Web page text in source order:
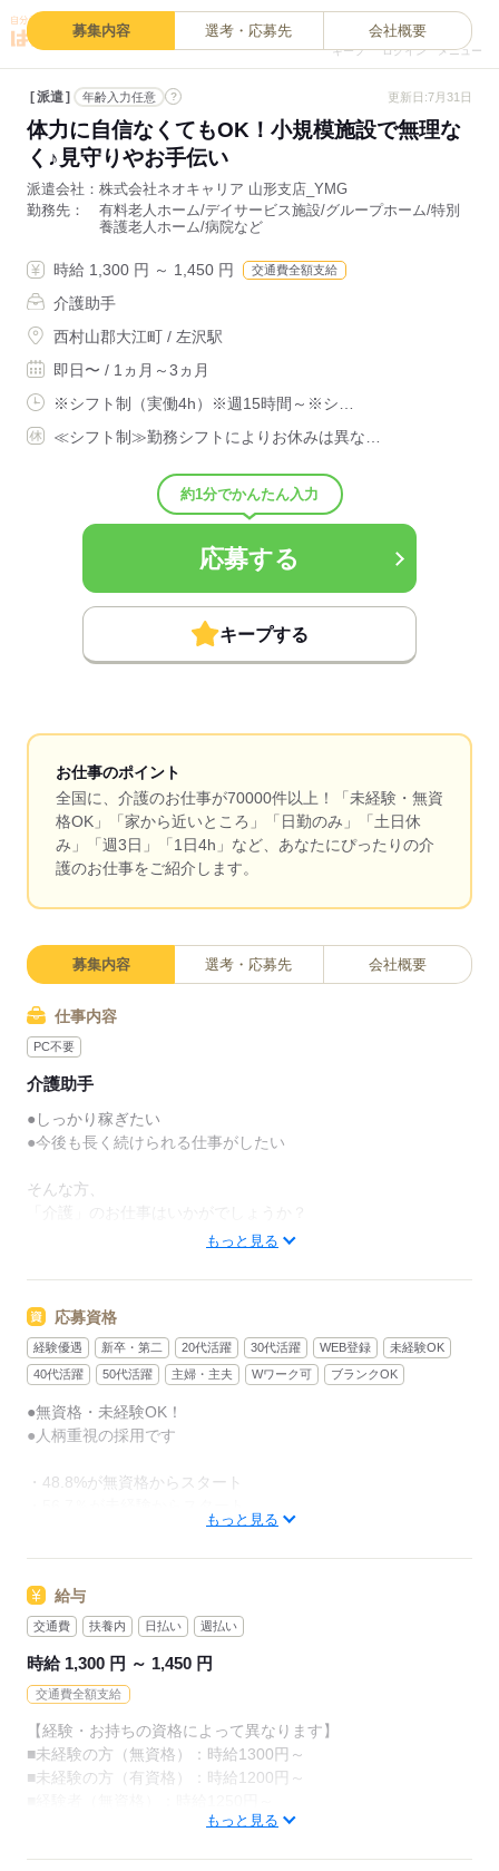
キープ ログイン メニュー
募集内容 選考・応募先 会社概要
派遣 年齢入力任意 ? 更新日:7月31日
体力に自信なくてもOK！小規模施設で無理な
く♪見守りやお手伝い
派遣会社
株式会社ネオキャリア 山形支店_YMG
勤務先
有料老人ホーム/デイサービス施設/グループホーム/特別
養護老人ホーム/病院など
時給 1,300 円 ～ 1,450 円 交通費全額支給
介護助手
西村山郡大江町 / 左沢駅
即日〜 / 1ヵ月～3ヵ月
※シフト制（実働4h）※週15時間～※シ…
≪シフト制≫勤務シフトによりお休みは異な…
約1分でかんたん入力
応募する
キープする
お仕事のポイント
全国に、介護のお仕事が70000件以上！「未経験・無資
格OK」「家から近いところ」「日勤のみ」「土日休
み」「週3日」「1日4h」など、あなたにぴったりの介
護のお仕事をご紹介します。
募集内容 選考・応募先 会社概要
仕事内容
PC不要
介護助手
●しっかり稼ぎたい
●今後も長く続けられる仕事がしたい
そんな方、
経験や資格がまったくいらない
“サポート”的なお仕事が増えてるんです。
たとえば、未経験・無資格の
新人さんにお任せするのは
リネン（シーツ・枕カバー・タオル類）
の補充・運搬 など
本当に誰でもできる
カンタンなお仕事ばかり。
お仕事に慣れてきたら、少しずつ
専門的なこともお任せしていきます。
（食事・入浴・お手洗いのサポートなど）
きちんと経験を積めば、
あなたもはじめてみませんか？
応募する
もっと見る
応募資格
経験優遇 新卒・第二 20代活躍 30代活躍 WEB登録
未経験OK
40代活躍
50代活躍 主婦・主夫 Wワーク可 ブランクOK
●無資格・未経験OK！
●人柄重視の採用です
・48.8%が無資格からスタート
資格がとれるまでは無資格・未経験でも
介護未経験の方を全力でバックアップします！
もちろん経験者の方や、
介護福祉士、ケアマネージャー、
介護職員初任者研修等の資格保有者の方も大歓迎！
応募する
もっと見る
給与
交通費 扶養内 日払い 週払い
時給 1,300 円 ～ 1,450 円
交通費全額支給
【経験・お持ちの資格によって異なります】
■未経験の方（無資格）：時給1300円～
■未経験の方（有資格）：時給1200円～
■経験者（有資格）：時給1250円～
もっと見る